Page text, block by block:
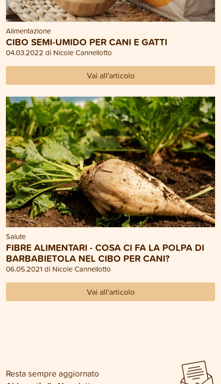
Alimentazione
CIBO SEMI-UMIDO PER CANI E GATTI
04.03.2022 di Nicole Cannellotto
Vai all'articolo
Salute
FIBRE ALIMENTARI - COSA CI FA LA POLPA DI
BARBABIETOLA NEL CIBO PER CANI?
06.05.2021 di Nicole Cannellotto
Vai all'articolo
Resta sempre aggiornato